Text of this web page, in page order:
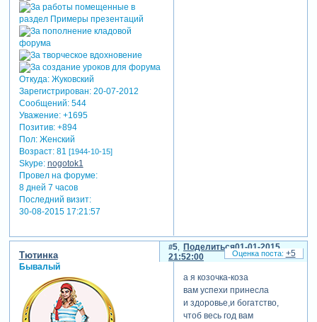
Откуда:Жуковский
Зарегистрирован: 20-07-2012
Сообщений:544
Уважение: +1695
Позитив: +894
Пол:Женский
Возраст:81 [1944-10-15]
Skype: nogotok1
Провел на форуме:
8 дней 7 часов
Последний визит:
30-08-2015 17:21:57
Поделиться
5
01-01-2015
21:52:00
Тютинка
Бывалый
а я козочка-коза
вам успехи принесла
и здоровье,и богатство,
чтоб весь год вам
+5